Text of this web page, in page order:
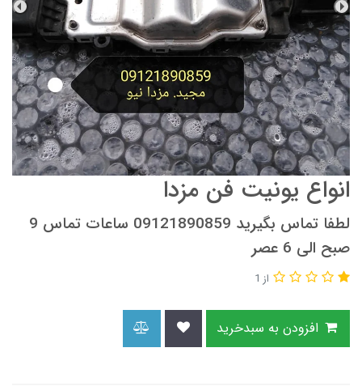
انواع یونیت فن مزدا
لطفا تماس بگیرید 09121890859 ساعات تماس 9
صبح الی 6 عصر
از 1